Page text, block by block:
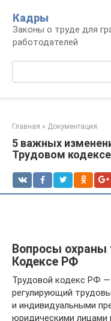
контенту
Кадры
Законы о труде для
работодателей
Главная » Документация
5 важных
Трудовом кодексе
Вопросы охраны
Кодексе РФ
Трудовой кодекс РФ —
регулирующий
и индивидуальными
юридическими лицами